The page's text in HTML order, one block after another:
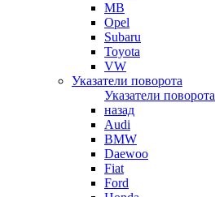
MB
Opel
Subaru
Toyota
VW
Указатели поворота
Указатели поворота
назад
Audi
BMW
Daewoo
Fiat
Ford